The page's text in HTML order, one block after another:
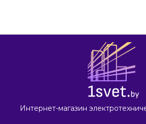
Интернет-магазин